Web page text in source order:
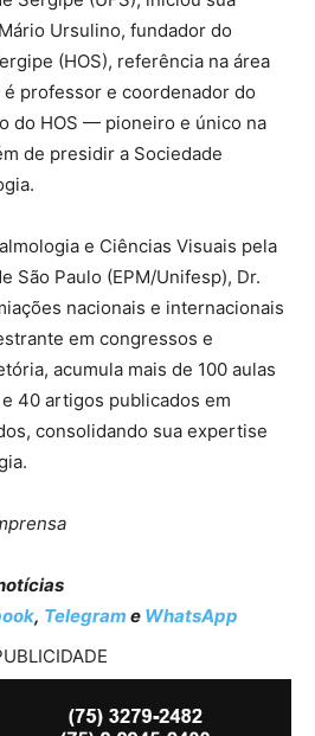
Ursulino, fundador do
(HOS), referência na área
é professor e coordenador do
do HOS — pioneiro e único na
de presidir a Sociedade
e Ciências Visuais pela
São Paulo (EPM/Unifesp), Dr.
nacionais e internacionais
em congressos e
acumula mais de 100 aulas
40 artigos publicados em
consolidando sua expertise
, Telegram e WhatsApp